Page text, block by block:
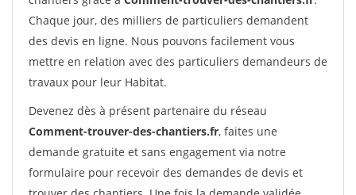
Chaque jour, des milliers de particuliers demandent
des devis en ligne. Nous pouvons facilement vous
mettre en relation avec des particuliers demandeurs de
travaux pour leur Habitat.
Devenez dès à présent partenaire du réseau
Comment-trouver-des-chantiers.fr, faites une
demande gratuite et sans engagement via notre
formulaire pour recevoir des demandes de devis et